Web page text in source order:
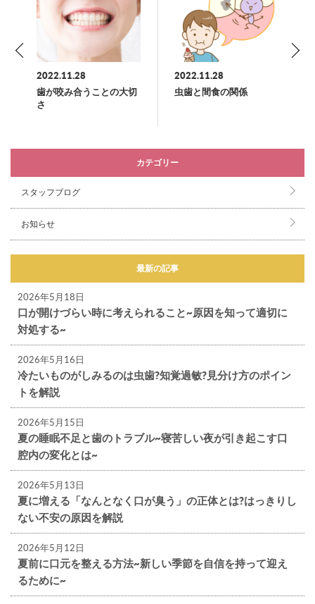
2022.11.28
歯が咬み合うことの大切
さ
2022.11.28
虫歯と間食の関係
カテゴリー
スタッフブログ
お知らせ
最新の記事
2026年5月18日
口が開けづらい時に考えられること~原因を知って適切に
対処する~
2026年5月16日
冷たいものがしみるのは虫歯?知覚過敏?見分け方のポイン
トを解説
2026年5月15日
夏の睡眠不足と歯のトラブル~寝苦しい夜が引き起こす口
腔内の変化とは~
2026年5月13日
夏に増える「なんとなく口が臭う」の正体とは?はっきりし
ない不安の原因を解説
2026年5月12日
夏前に口元を整える方法~新しい季節を自信を持って迎え
るために~